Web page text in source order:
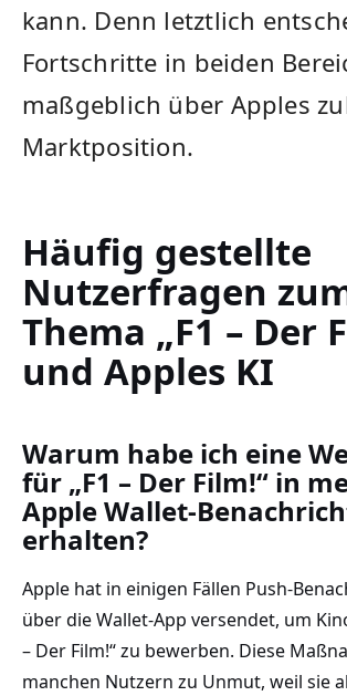
kann. Denn letztlich
Fortschritte in beiden
maßgeblich über Apples
Marktposition.
Häufig gestellte
Nutzerfragen
Thema „F1 – Der
und Apples KI
Warum habe ich eine
für „F1 – Der Film!“ in
Apple Wallet-
erhalten?
Apple hat in einigen Fällen Push-
über die Wallet-App versendet, um
– Der Film!“ zu bewerben. Diese
manchen Nutzern zu Unmut, weil sie